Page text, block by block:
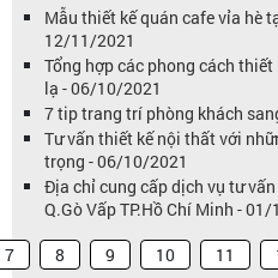
Mẫu thiết kế quán cafe vỉa hè
12/11/2021
Tổng hợp các phong cách
lạ - 06/10/2021
7 tip trang trí phòng khách
Tư vấn thiết kế nội thất với
trọng - 06/10/2021
Địa chỉ cung cấp dịch vụ tư
Q.Gò Vấp TP.Hồ Chí Minh -
7 8 9 10 11